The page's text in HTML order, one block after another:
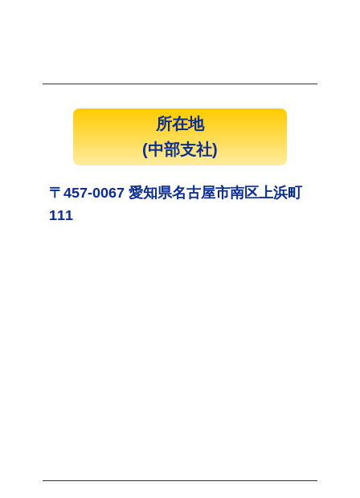
所在地
(中部支社)
〒457-0067 愛知県名古屋市南区上浜町
111